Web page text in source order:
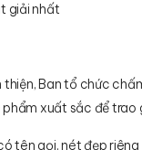
giải nhất
Ban tổ chức
xuất sắc để trao
tên gọi, nét đẹp